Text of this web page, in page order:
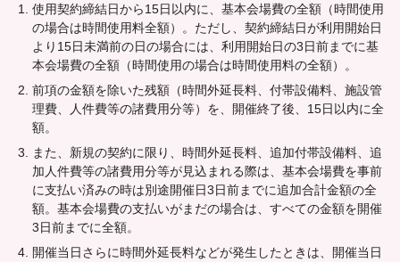
使用契約締結日から15日以内に、基本会場費の全額（時間使用
の場合は時間使用料全額）。ただし、契約締結日が利用開始日
より15日未満前の日の場合には、利用開始日の3日前までに基
本会場費の全額（時間使用の場合は時間使用料の全額）。
前項の金額を除いた残額（時間外延長料、付帯設備料、施設管
理費、人件費等の諸費用分等）を、開催終了後、15日以内に全
額。
また、新規の契約に限り、時間外延長料、追加付帯設備料、追
加人件費等の諸費用分等が見込まれる際は、基本会場費を事前
に支払い済みの時は別途開催日3日前までに追加合計金額の全
額。基本会場費の支払いがまだの場合は、すべての金額を開催
3日前までに全額。
開催当日さらに時間外延長料などが発生したときは、開催当日